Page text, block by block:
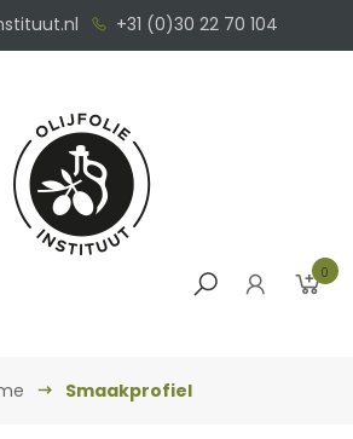
+31 (0)30 22 70 104
0
Smaakprofiel